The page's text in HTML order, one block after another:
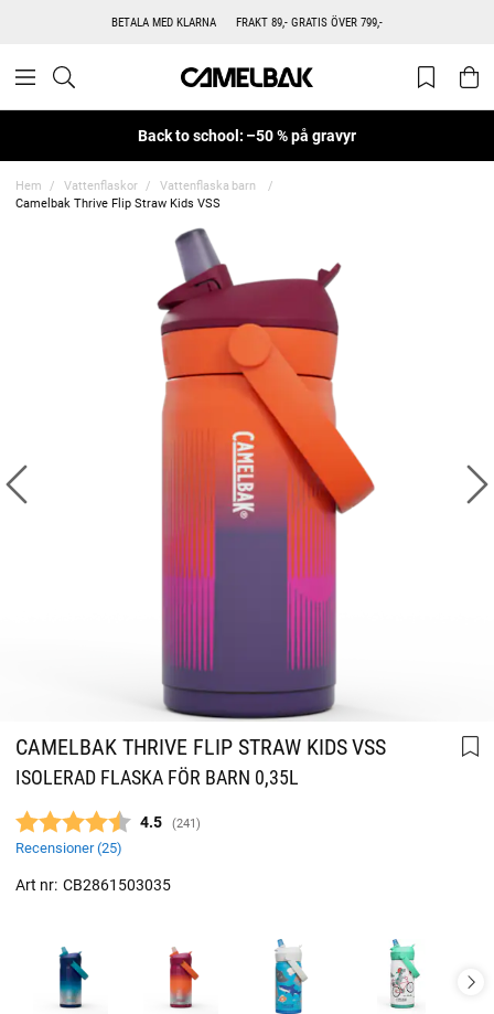
BETALA MED KLARNA FRAKT 89,- GRATIS ÖVER 799,-
Back to school: –50 % på gravyr
Hem Vattenflaskor
Vattenflaska barn
Camelbak Thrive Flip Straw Kids VSS
CAMELBAK THRIVE FLIP STRAW KIDS VSS
ISOLERAD FLASKA FÖR BARN 0,35L
Snittbetyg:
4.5 (röster:
241)
Recensioner (25)
Art nr: CB2861503035